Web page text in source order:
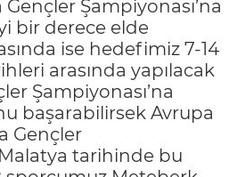
Şampiyonası’na
bir derece elde
ise hedefimiz 7-14
arasında yapılacak
Şampiyonası’na
başarabilirsek Avrupa
Gençler
tarihinde bu